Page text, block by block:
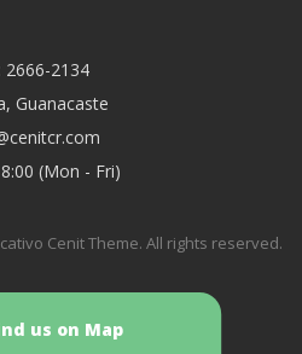
2666-2134
Guanacaste
(Mon - Fri)
Cenit Theme. All rights reserved.
us on Map